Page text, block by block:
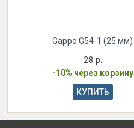
Gappo G54-1 (25 мм)
28 р.
-10% через корзину
КУПИТЬ